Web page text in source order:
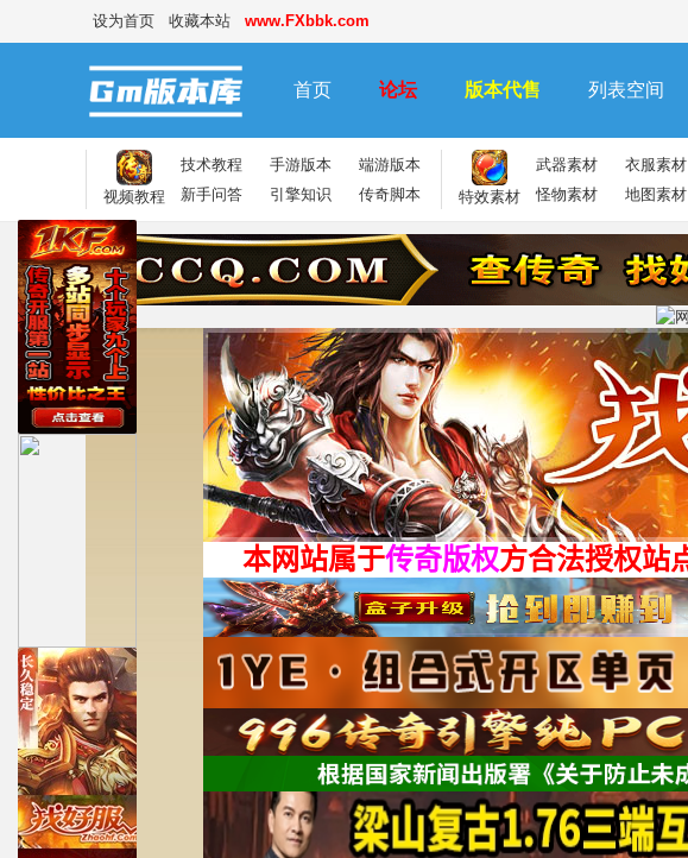
设为首页 收藏本站 www.FXbbk.com
首页 论坛 版本代售 列表空间
视频教程
技术教程 手游版本
端游版本
新手问答
引擎知识 传奇脚本 特效素材
武器素材 衣服素材
怪物素材
地图素材